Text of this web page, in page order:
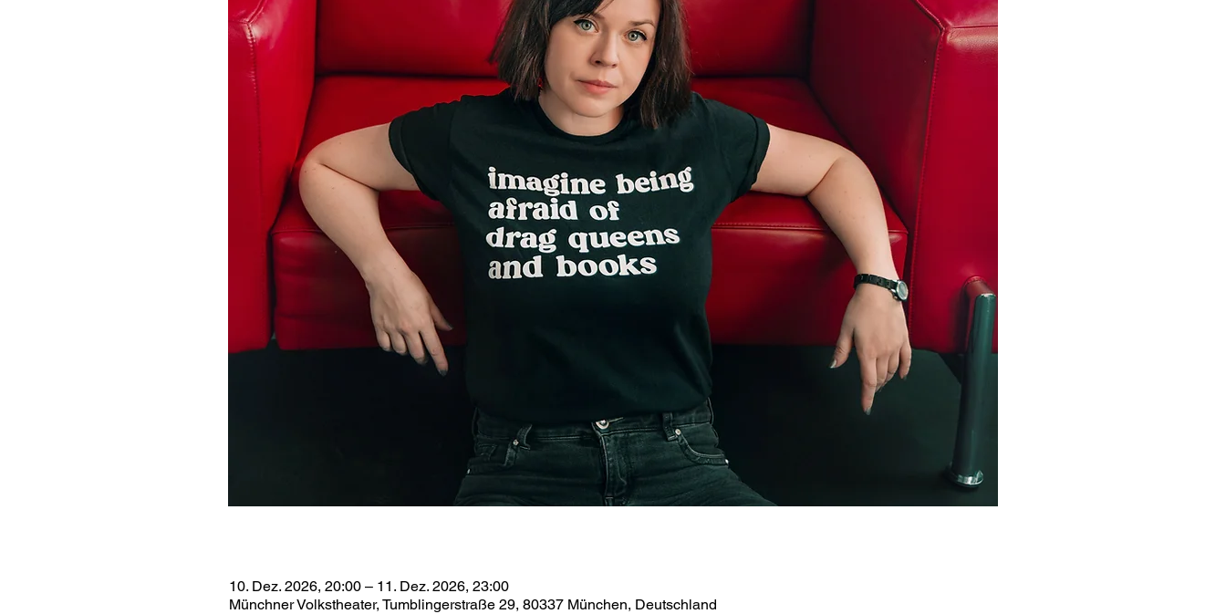
10. Dez. 2026, 20:00 – 11. Dez. 2026, 23:00
Münchner Volkstheater, Tumblingerstraße 29, 80337 München, Deutschland